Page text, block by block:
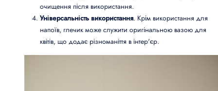
очищення після використання.
Універсальність використання. Крім використання для
напоїв, глечик може служити оригінальною вазою для
квітів, що додає різноманіття в інтер'єр.